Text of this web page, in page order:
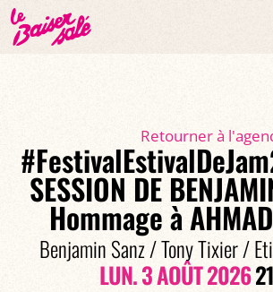
Retourner à
SESSION DE
Hommage à
Benjamin Sanz / Tony Tixier /
LUN. 3 AOÛT 2026